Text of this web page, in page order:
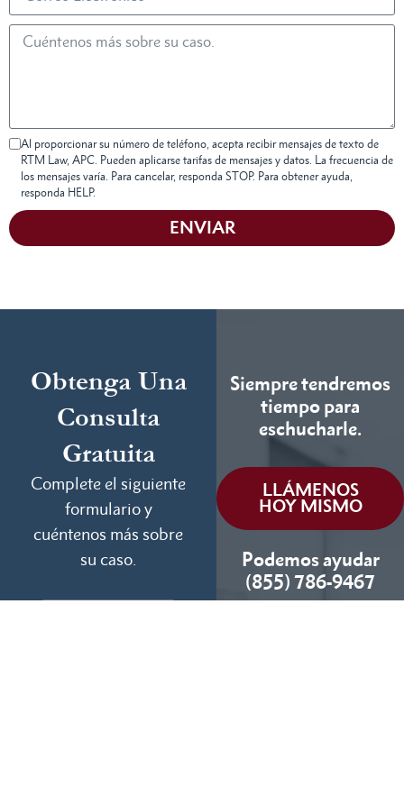
Al proporcionar su número de teléfono, acepta recibir mensajes de texto de
RTM Law, APC. Pueden aplicarse tarifas de mensajes y datos. La frecuencia de
los mensajes varía. Para cancelar, responda STOP. Para obtener ayuda,
responda HELP.
ENVIAR
Obtenga Una
Consulta
Gratuita
Complete el siguiente
formulario y
cuéntenos más sobre
su caso.
Siempre tendremos
tiempo para
eschucharle.
LLÁMENOS
HOY MISMO
Podemos ayudar
(855) 786-9467